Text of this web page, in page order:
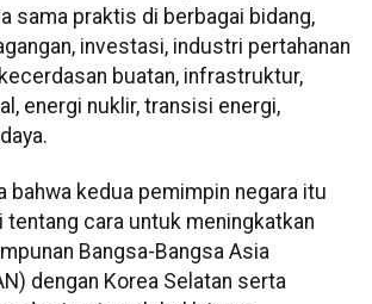
sama praktis di berbagai bidang,
investasi, industri pertahanan
buatan, infrastruktur,
energi nuklir, transisi energi,
bahwa kedua pemimpin negara itu
tentang cara untuk meningkatkan
Bangsa-Bangsa Asia
dengan Korea Selatan serta